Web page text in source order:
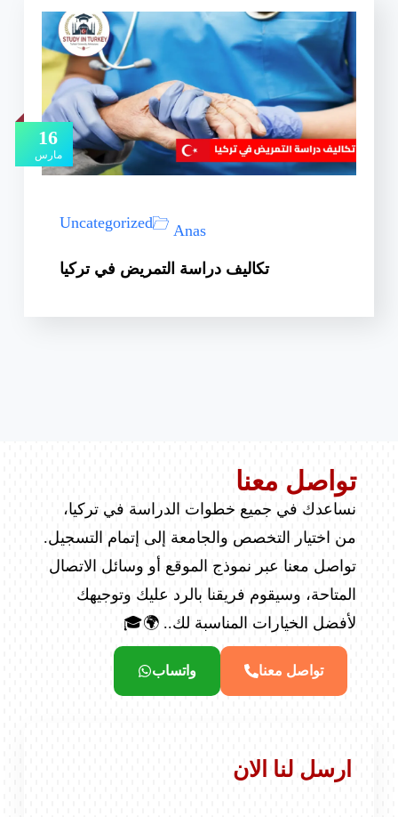
16
مارس
Anas
Uncategorized
تكاليف دراسة التمريض في تركيا
تواصل معنا
نساعدك في جميع خطوات الدراسة في تركيا،
من اختيار التخصص والجامعة إلى إتمام التسجيل.
تواصل معنا عبر نموذج الموقع أو وسائل الاتصال
المتاحة، وسيقوم فريقنا بالرد عليك وتوجيهك
لأفضل الخيارات المناسبة لك.. 🌍🎓
تواصل معنا واتساب
ارسل لنا الان